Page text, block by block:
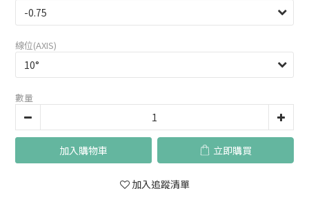
線位(AXIS)
數量
加入購物車 立即購買
加入追蹤清單